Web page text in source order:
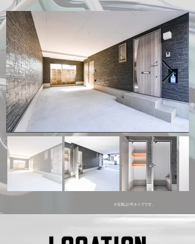
※写真は1号タイプです。